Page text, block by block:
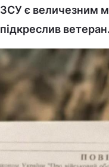
ЗСУ є величезним
підкреслив ветеран.